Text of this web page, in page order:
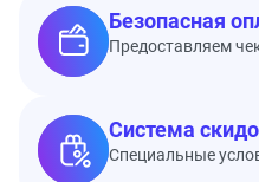
Безопасная
Предоставляем
Система
Специальные